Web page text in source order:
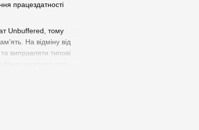
працездатності
Unbuffered, тому
На відміну від
виправляти типові
POS-